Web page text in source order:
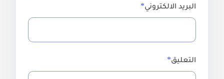
البريد الالكتروني
التعليق